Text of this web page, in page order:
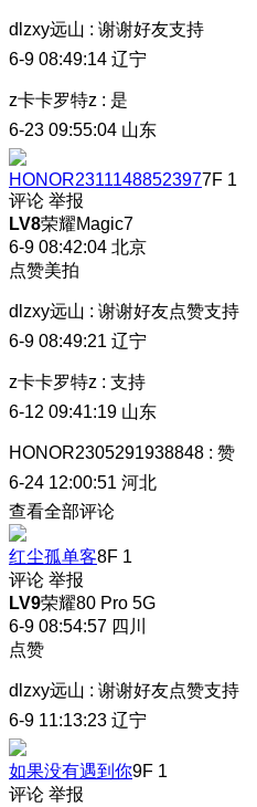
dlzxy远山 : 谢谢好友支持
6-9 08:49:14 辽宁
z卡卡罗特z : 是
6-23 09:55:04 山东
HONOR23111488523977F 1
评论 举报
LV8荣耀Magic7
6-9 08:42:04 北京
点赞美拍
dlzxy远山 : 谢谢好友点赞支持
6-9 08:49:21 辽宁
z卡卡罗特z : 支持
6-12 09:41:19 山东
HONOR2305291938848 : 赞
6-24 12:00:51 河北
查看全部评论
红尘孤单客8F 1
评论 举报
LV9荣耀80 Pro 5G
6-9 08:54:57 四川
点赞
dlzxy远山 : 谢谢好友点赞支持
6-9 11:13:23 辽宁
如果没有遇到你9F 1
评论 举报